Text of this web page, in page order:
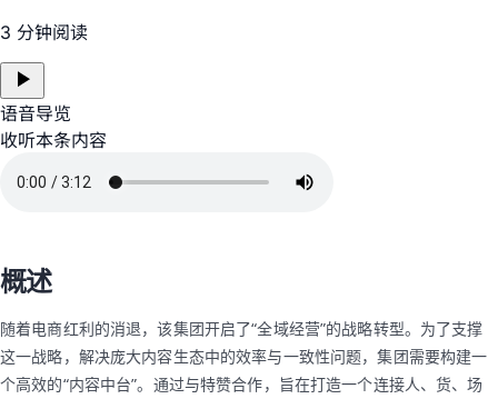
3 分钟阅读
语音导览
收听本条内容
概述
随着电商红利的消退，该集团开启了“全域经营”的战略转型。为了支撑
这一战略，解决庞大内容生态中的效率与一致性问题，集团需要构建一
个高效的“内容中台”。通过与特赞合作，旨在打造一个连接人、货、场